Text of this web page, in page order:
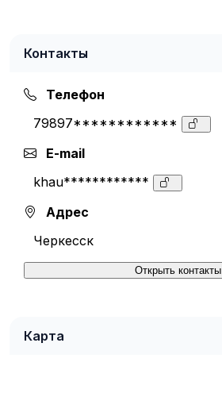
Контакты
Телефон
79897************
E-mail
khau************
Адрес
Черкесск
Открыть контакты
Карта